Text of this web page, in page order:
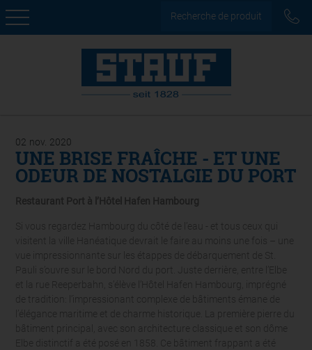
Recherche de produit
02 nov. 2020
UNE BRISE FRAÎCHE - ET UNE
ODEUR DE NOSTALGIE DU PORT
Restaurant Port à l’Hôtel Hafen Hambourg
Si vous regardez Hambourg du côté de l’eau - et tous ceux qui
visitent la ville Hanéatique devrait le faire au moins une fois – une
vue impressionnante sur les étappes de débarquement de St.
Pauli s’ouvre sur le bord Nord du port. Juste derrière, entre l’Elbe
et la rue Reeperbahn, s’élève l’Hôtel Hafen Hambourg, imprégné
de tradition: l’impressionant complexe de bâtiments émane de
l’élégance maritime et de charme historique. La première pierre du
bâtiment principal, avec son architecture classique et son dôme
Elbe distinctif a été posé en 1858. Ce bâtiment frappant a été